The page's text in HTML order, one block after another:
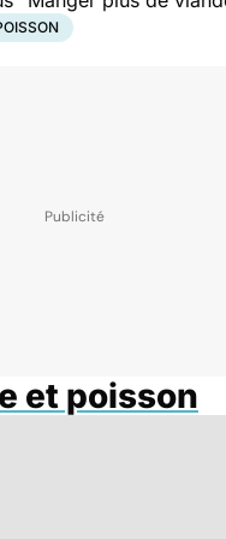
et poisson